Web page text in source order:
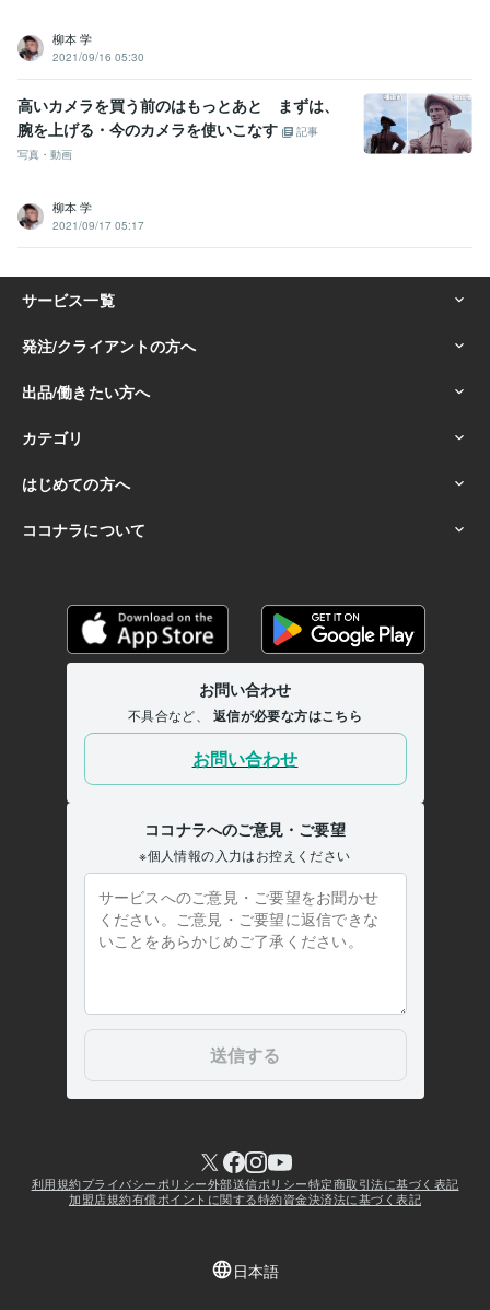
柳本 学
2021/09/16 05:30
高いカメラを買う前のはもっとあと まずは、
腕を上げる・今のカメラを使いこなす
記事
写真・動画
柳本 学
2021/09/17 05:17